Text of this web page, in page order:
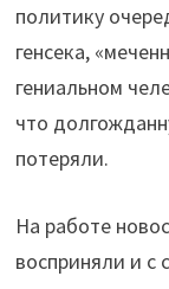
политику
генсека,
гениальном
что
потеряли.
На работе
восприняли и с